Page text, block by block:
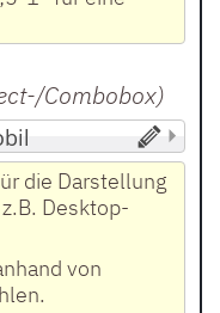
Combobox)
die Darstellung
Desktop-
von